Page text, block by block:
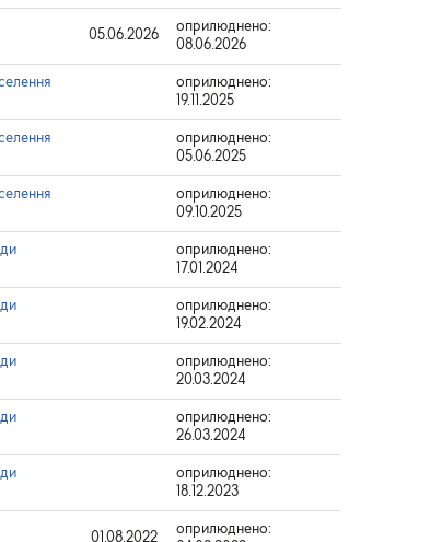
05.06.2026
оприлюднено:
08.06.2026
оприлюднено:
19.11.2025
оприлюднено:
05.06.2025
оприлюднено:
09.10.2025
оприлюднено:
17.01.2024
оприлюднено:
19.02.2024
оприлюднено:
20.03.2024
оприлюднено:
26.03.2024
оприлюднено:
18.12.2023
01.08.2022
оприлюднено: